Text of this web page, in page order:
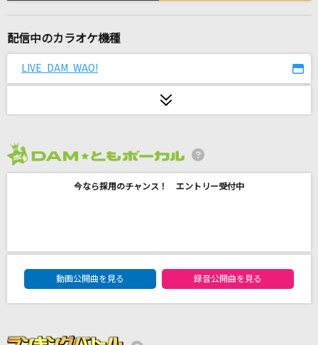
月明りのシルビア
修羅薔薇
CRUISIN'
配信中のカラオケ機種
LIVE DAM WAO!
今なら採用のチャンス！ エントリー受付中
DAM★ともボーカルエントリーランキング
動画公開曲を見る
録音公開曲を見る